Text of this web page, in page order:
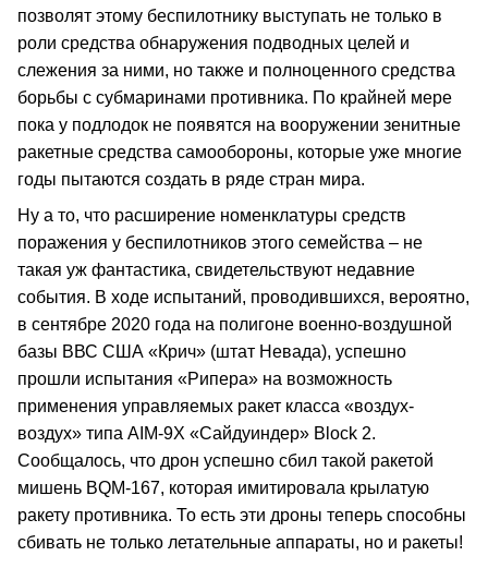
позволят этому беспилотнику выступать не только в
роли средства обнаружения подводных целей и
слежения за ними, но также и полноценного средства
борьбы с субмаринами противника. По крайней мере
пока у подлодок не появятся на вооружении зенитные
ракетные средства самообороны, которые уже многие
годы пытаются создать в ряде стран мира.
Ну а то, что расширение номенклатуры средств
поражения у беспилотников этого семейства – не
такая уж фантастика, свидетельствуют недавние
события. В ходе испытаний, проводившихся, вероятно,
в сентябре 2020 года на полигоне военно-воздушной
базы ВВС США «Крич» (штат Невада), успешно
прошли испытания «Рипера» на возможность
применения управляемых ракет класса «воздух-
воздух» типа AIM-9X «Сайдуиндер» Block 2.
Сообщалось, что дрон успешно сбил такой ракетой
мишень BQM-167, которая имитировала крылатую
ракету противника. То есть эти дроны теперь способны
сбивать не только летательные аппараты, но и ракеты!